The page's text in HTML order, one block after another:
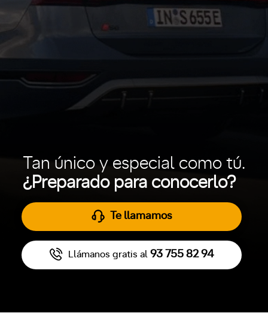
Tan único y especial como tú.
¿Preparado para conocerlo?
Te llamamos
Llámanos gratis al 93 755 82 94